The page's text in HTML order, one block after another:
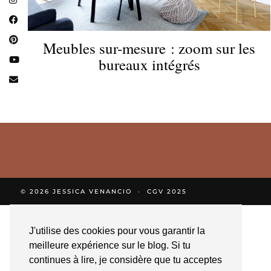
J'utilise des cookies pour vous garantir la
meilleure expérience sur le blog. Si tu
continues à lire, je considère que tu acceptes
Meubles sur-mesure : zoom sur les
bureaux intégrés
© 2026 JESSICA VENANCIO CGV 2025